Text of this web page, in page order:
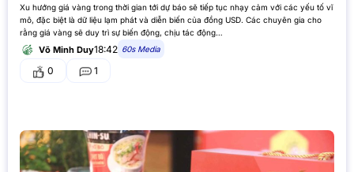
Xu hướng giá vàng trong thời gian tới dự báo sẽ tiếp tục nhạy cảm với các yếu tố vĩ
mô, đặc biệt là dữ liệu lạm phát và diễn biến của đồng USD. Các chuyên gia cho
rằng giá vàng sẽ duy trì sự biến động, chịu tác động…
Võ Minh Duy18:42 60s Media
0 1